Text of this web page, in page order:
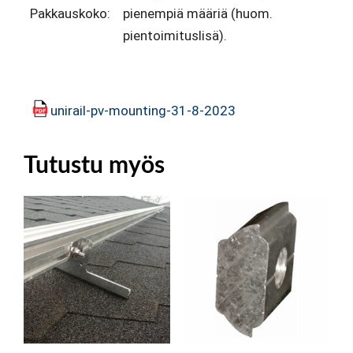
Pakkauskoko:
pienempiä määriä (huom.
pientoimituslisä).
unirail-pv-mounting-31-8-2023
Tutustu myös